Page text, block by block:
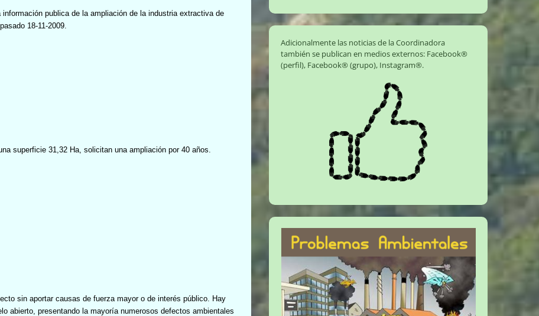
información publica de la ampliación de la industria extractiva de
18-11-2009.
superficie 31,32 Ha, solicitan una ampliación por 40 años.
sin aportar causas de fuerza mayor o de interés público. Hay
abierto, presentando la mayoría numerosos defectos ambientales
Adicionalmente las noticias de la Coordinadora
también se publican en medios externos: Facebook®
(perfil), Facebook® (grupo), Instagram®.